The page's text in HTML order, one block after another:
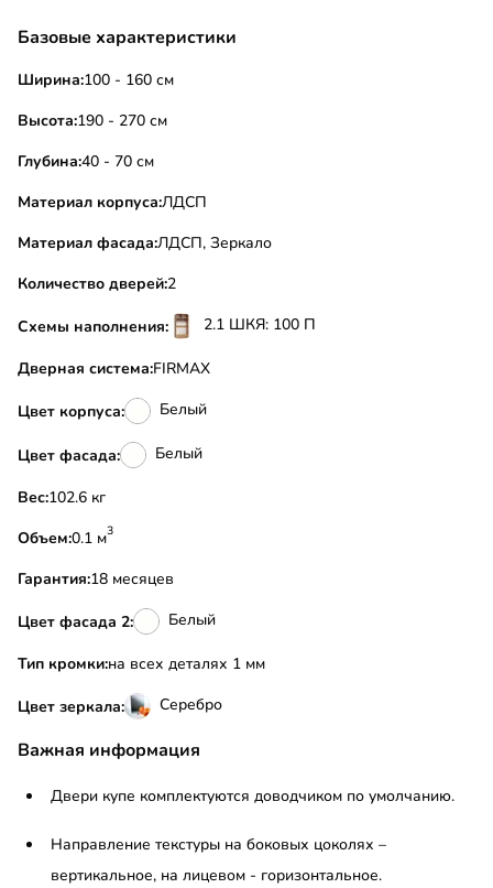
Базовые характеристики
Ширина:100 - 160 см
Высота:190 - 270 см
Глубина:40 - 70 см
Материал корпуса:ЛДСП
Материал фасада:ЛДСП, Зеркало
Количество дверей:2
Схемы наполнения: 2.1 ШКЯ: 100 П
Дверная система:FIRMAX
Цвет корпуса: Белый
Цвет фасада: Белый
Вес:
102.6 кг
Объем:
0.1 м3
Гарантия:18 месяцев
Цвет фасада 2: Белый
Тип кромки:на всех деталях 1 мм
Цвет зеркала: Серебро
Важная информация
Двери купе комплектуются доводчиком по умолчанию.
Направление текстуры на боковых цоколях –
вертикальное, на лицевом - горизонтальное.